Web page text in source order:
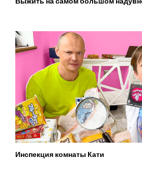
Инспекция комнаты Кати